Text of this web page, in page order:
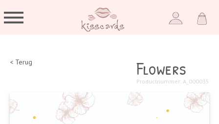
< Terug Flowers
Productnummer: A_000035